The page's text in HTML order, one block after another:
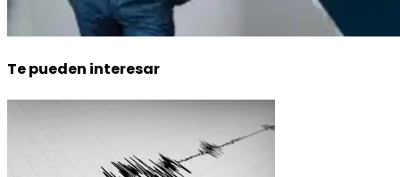
Te pueden interesar